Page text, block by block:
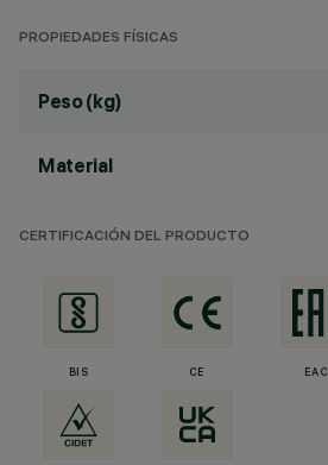
PROPIEDADES FÍSICAS
Peso (kg)
Material
CERTIFICACIÓN DEL PRODUCTO
BIS CE EAC